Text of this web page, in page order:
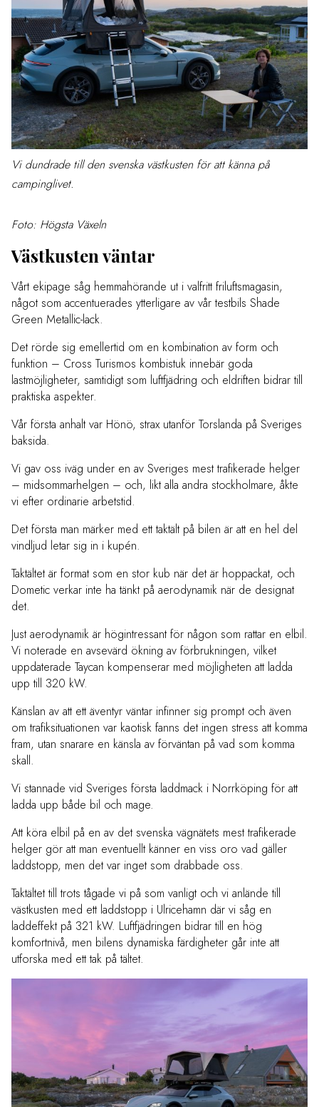
Vi dundrade till den svenska västkusten för att känna på
campinglivet.
Foto: Högsta Växeln
Västkusten väntar
Vårt ekipage såg hemmahörande ut i valfritt friluftsmagasin,
något som accentuerades ytterligare av vår testbils Shade
Green Metallic-lack.
Det rörde sig emellertid om en kombination av form och
funktion – Cross Turismos kombistuk innebär goda
lastmöjligheter, samtidigt som luftfjädring och eldriften bidrar till
praktiska aspekter.
Vår första anhalt var Hönö, strax utanför Torslanda på Sveriges
baksida.
Vi gav oss iväg under en av Sveriges mest trafikerade helger
– midsommarhelgen – och, likt alla andra stockholmare, åkte
vi efter ordinarie arbetstid.
Det första man märker med ett taktält på bilen är att en hel del
vindljud letar sig in i kupén.
Taktältet är format som en stor kub när det är hoppackat, och
Dometic verkar inte ha tänkt på aerodynamik när de designat
det.
Just aerodynamik är högintressant för någon som rattar en elbil.
Vi noterade en avsevärd ökning av förbrukningen, vilket
uppdaterade Taycan kompenserar med möjligheten att ladda
upp till 320 kW.
Känslan av att ett äventyr väntar infinner sig prompt och även
om trafiksituationen var kaotisk fanns det ingen stress att komma
fram, utan snarare en känsla av förväntan på vad som komma
skall.
Vi stannade vid Sveriges första laddmack i Norrköping för att
ladda upp både bil och mage.
Att köra elbil på en av det svenska vägnätets mest trafikerade
helger gör att man eventuellt känner en viss oro vad gäller
laddstopp, men det var inget som drabbade oss.
Taktältet till trots tågade vi på som vanligt och vi anlände till
västkusten med ett laddstopp i Ulricehamn där vi såg en
laddeffekt på 321 kW. Luftfjädringen bidrar till en hög
komfortnivå, men bilens dynamiska färdigheter går inte att
utforska med ett tak på tältet.